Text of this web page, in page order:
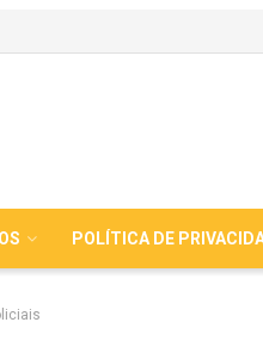
POLÍTICA DE